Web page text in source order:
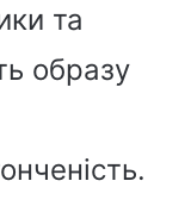
та
образу